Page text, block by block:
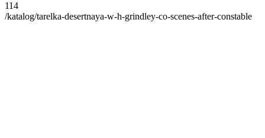
114
/katalog/tarelka-desertnaya-w-h-grindley-co-scenes-after-constable